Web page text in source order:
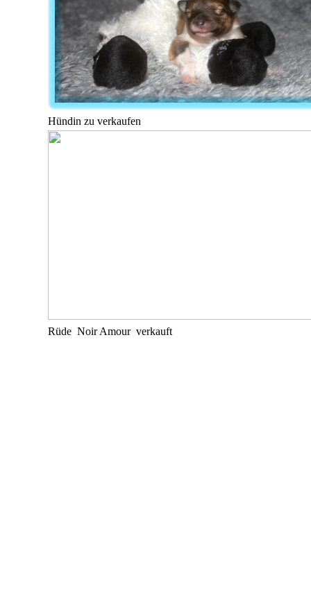
Hündin zu verkaufen
Rüde Noir Amour verkauft